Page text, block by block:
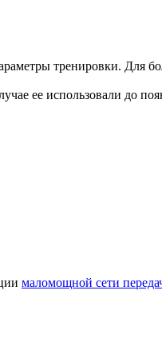
тренировки. Для
ее использовали до
маломощной сети